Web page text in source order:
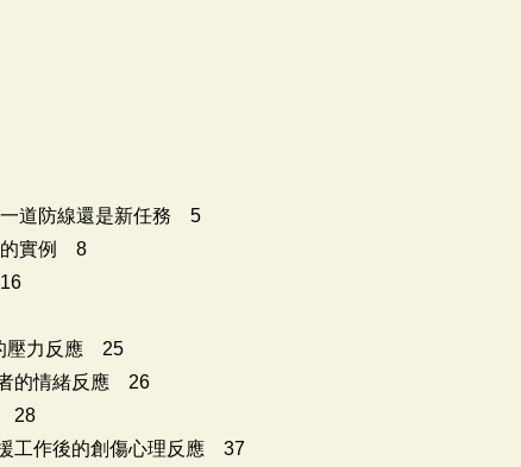
道防線還是新任務 5
的實例 8
壓力反應 25
的情緒反應 26
28
工作後的創傷心理反應 37